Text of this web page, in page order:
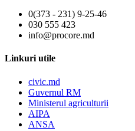
0(373 - 231) 9-25-46
030 555 423
info@procore.md
Linkuri utile
civic.md
Guvernul RM
Ministerul agriculturii
AIPA
ANSA